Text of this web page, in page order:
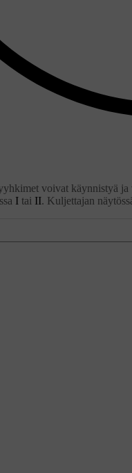
voivat käynnistyä
I tai II. Kuljettajan